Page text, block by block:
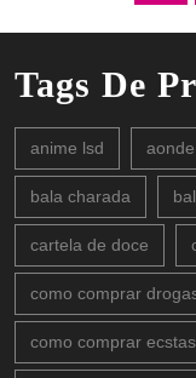
Tags De
anime lsd
bala charada
cartela de doce
como comprar
como comprar